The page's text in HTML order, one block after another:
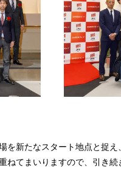
新たなスタート地点と捉え
てまいりますので、引き